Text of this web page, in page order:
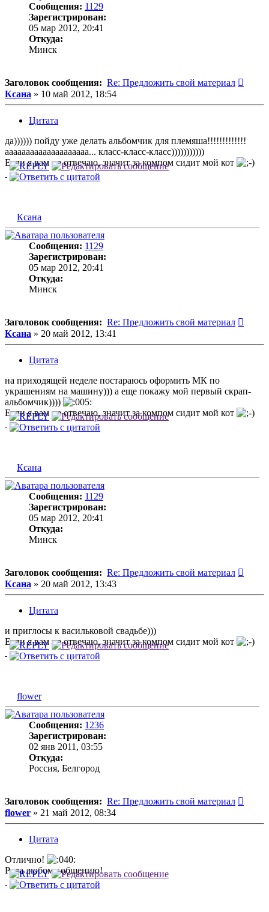
Сообщения: 1129
Зарегистрирован:
05 мар 2012, 20:41
Откуда:
Минск
Заголовок сообщения: Re: Предложить свой материал
Ксана » 10 май 2012, 18:54
Цитата
да)))))) пойду уже делать альбомчик для племяша!!!!!!!!!!!!!
аааааааааааааааааааа... класс-класс-класс)))))))))))
Если я вам не отвечаю, значит за компом сидит мой кот
Ксана
Сообщения: 1129
Зарегистрирован:
05 мар 2012, 20:41
Откуда:
Минск
Заголовок сообщения: Re: Предложить свой материал
Ксана » 20 май 2012, 13:41
Цитата
на приходящей неделе постараюсь оформить МК по
украшениям на машину))) а еще покажу мой первый скрап-
альбомчик))))
Если я вам не отвечаю, значит за компом сидит мой кот
Ксана
Сообщения: 1129
Зарегистрирован:
05 мар 2012, 20:41
Откуда:
Минск
Заголовок сообщения: Re: Предложить свой материал
Ксана » 20 май 2012, 13:43
Цитата
и приглосы к васильковой свадьбе)))
Если я вам не отвечаю, значит за компом сидит мой кот
flower
Сообщения: 1236
Зарегистрирован:
02 янв 2011, 03:55
Откуда:
Россия, Белгород
Заголовок сообщения: Re: Предложить свой материал
flower » 21 май 2012, 08:34
Цитата
Отлично!
Рада любому общению!